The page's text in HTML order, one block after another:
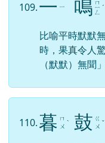
109.一 ㄧ 鳴 ㄇ
ㄧ
ㄥ
ˊ
比喻平時默默
時，果真令人
（默默）無聞
110.暮 ㄇ
ㄨ ˋ 鼓 ㄍ
ㄨ ˇ